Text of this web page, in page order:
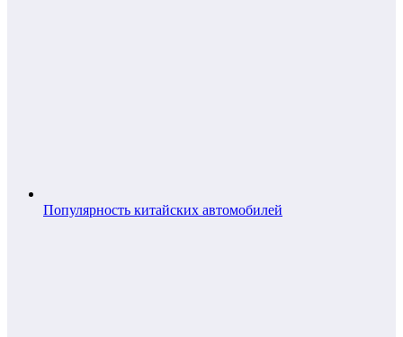
Популярность китайских автомобилей